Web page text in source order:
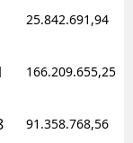
25.842.691,94
166.209.655,25
91.358.768,56